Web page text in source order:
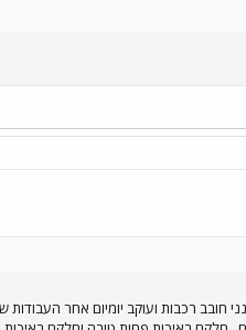
חובב רכבות ועוקב יומיום אחר